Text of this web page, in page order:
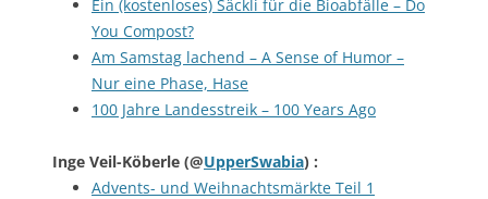
Ein (kostenloses) Säckli für die Bioabfälle – Do
You Compost?
Am Samstag lachend – A Sense of Humor –
Nur eine Phase, Hase
100 Jahre Landesstreik – 100 Years Ago
Inge Veil-Köberle (@UpperSwabia) :
Advents- und Weihnachtsmärkte Teil 1